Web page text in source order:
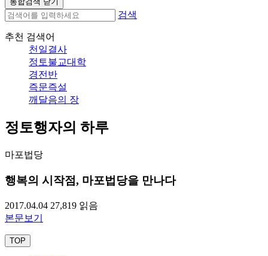
검색
추천 검색어
천일결사
정토불교대학
경전반
즉문즉설
깨달음의 장
정토행자의 하루
마포법당
행복의 시작점, 마포법당을 만나다
2017.04.04 27,819 읽음
본문보기
TOP